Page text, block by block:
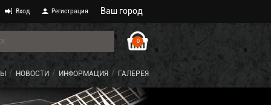
0
НОВОСТИ ИНФОРМАЦИЯ ГАЛЕРЕЯ
Вход Регистрация Ваш город